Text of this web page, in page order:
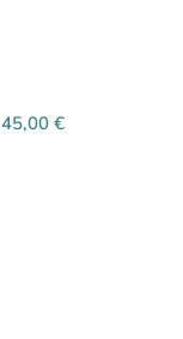
45,00 €